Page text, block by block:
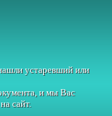
устаревший или
и мы Вас
сайт.